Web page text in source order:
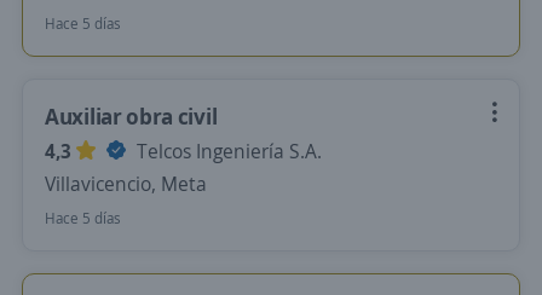
Hace 5 días
Auxiliar obra civil
4,3
Telcos Ingeniería S.A.
Villavicencio, Meta
Hace 5 días